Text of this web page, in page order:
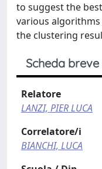
to suggest the
various
the clustering
Scheda breve
Relatore
LANZI, PIER LUCA
Correlatore/i
BIANCHI, LUCA